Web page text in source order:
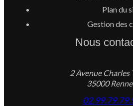
Plan du
Gestion des
Nous
2 Avenue Charles
35000